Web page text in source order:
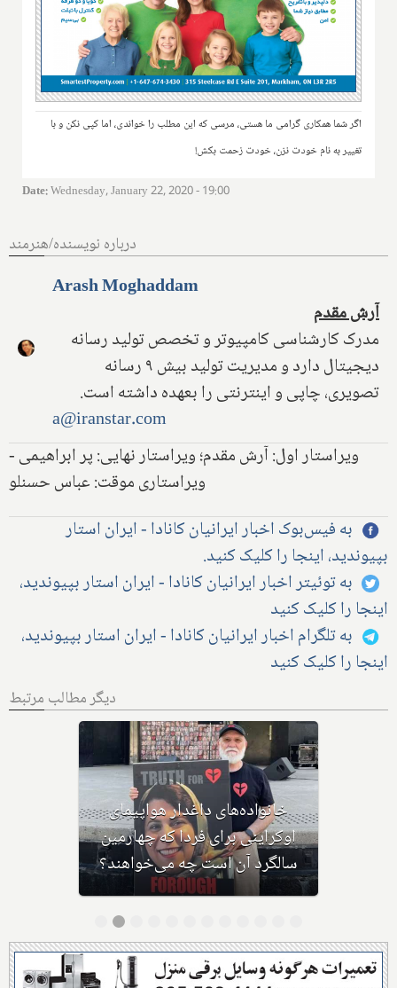
اگر شما همکاری گرامی ما هستی، مرسی که این مطلب را خواندی، اما کپی نکن و با
تغییر به نام خودت نزن، خودت زحمت بکش!
Date:Wednesday, January 22, 2020 - 19:00
درباره نویسنده/هنرمند
Arash Moghaddam
آرش مقدم
مدرک کارشناسی کامپیوتر و تخصص تولید رسانه
دیجیتال دارد و مدیریت تولید بیش ۹ رسانه
تصویری، چاپی و اینترنتی را بعهده داشته است.
a@iranstar.com
ویراستار اول: آرش مقدم؛ ویراستار نهایی: پر ابراهیمی -
ویراستاری موقت: عباس حسنلو
به فیس‌بوک اخبار ایرانیان کانادا - ایران استار
بپیوندید، اینجا را کلیک کنید.
به توئیتر اخبار ایرانیان کانادا - ایران استار بپیوندید،
اینجا را کلیک کنید
به تلگرام اخبار ایرانیان کانادا - ایران استار بپیوندید،
اینجا را کلیک کنید
دیگر مطالب مرتبط
دعوا در دادگاه بالا گرفت: کانادا و
متحدانش، جمهوری اسلامی را به
دلیل سرنگونی پرواز اوکراینی به
دیوان بین‌المللی دادگستری لاهه
می‌برند